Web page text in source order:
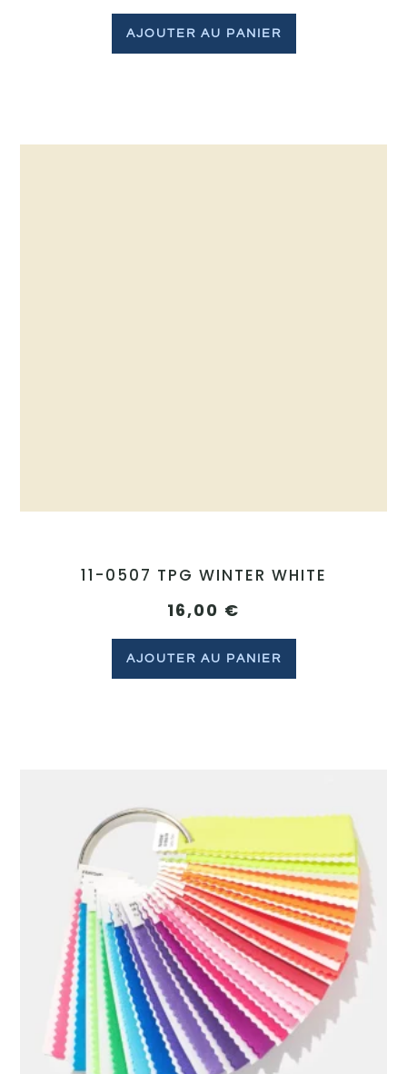
AJOUTER AU PANIER
11-0507 TPG WINTER WHITE
16,00 €
AJOUTER AU PANIER